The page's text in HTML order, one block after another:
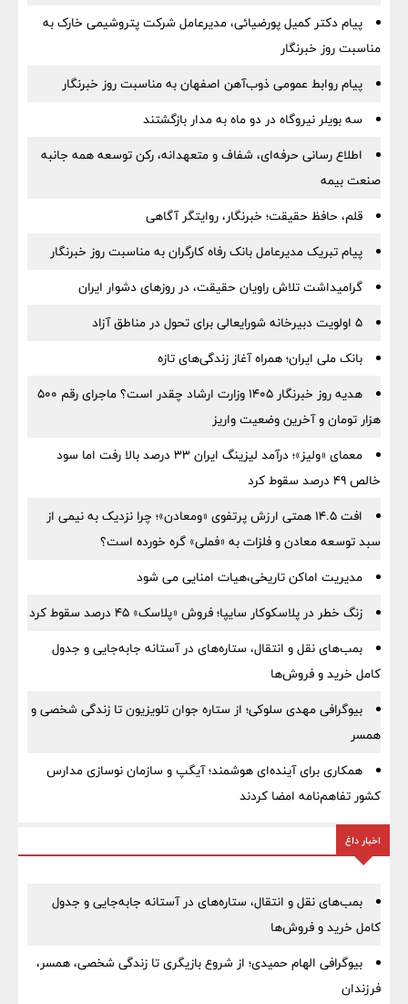
پیام دکتر کمیل پورضیائی، مدیرعامل شرکت پتروشیمی خارک به
مناسبت روز خبرنگار
پیام روابط عمومی ذوب‌آهن اصفهان به مناسبت روز خبرنگار
سه بویلر نیروگاه در دو ماه به مدار بازگشتند
اطلاع رسانی حرفه‌ای، شفاف و متعهدانه، رکن توسعه همه جانبه
صنعت بیمه
قلم، حافظ حقیقت؛ خبرنگار، روایتگر آگاهی
پیام تبریک مدیرعامل بانک رفاه کارگران به مناسبت روز خبرنگار
گرامیداشت تلاش راویان حقیقت، در روزهای دشوار ایران
5 اولویت دبیرخانه شورایعالی برای تحول در مناطق آزاد
بانک ملی ایران؛ همراه آغاز زندگی‌های تازه
هدیه روز خبرنگار ۱۴۰۵ وزارت ارشاد چقدر است؟ ماجرای رقم ۵۰۰
هزار تومان و آخرین وضعیت واریز
معمای «ولیز»؛ درآمد لیزینگ ایران ۳۳ درصد بالا رفت اما سود
خالص ۴۹ درصد سقوط کرد
افت ۱۴.۵ همتی ارزش پرتفوی «ومعادن»؛ چرا نزدیک به نیمی از
سبد توسعه معادن و فلزات به «فملی» گره خورده است؟
مدیریت اماکن تاریخی،هیات امنایی می شود
زنگ خطر در پلاسکوکار سایپا؛ فروش «پلاسک» ۴۵ درصد سقوط کرد
بمب‌های نقل و انتقال، ستاره‌های در آستانه جابه‌جایی و جدول
کامل خرید و فروش‌ها
بیوگرافی مهدی سلوکی؛ از ستاره جوان تلویزیون تا زندگی شخصی و
همسر
همکاری برای آینده‌ای هوشمند؛ آیگپ و سازمان نوسازی مدارس
کشور تفاهم‌نامه امضا کردند
اخبار داغ
بمب‌های نقل و انتقال، ستاره‌های در آستانه جابه‌جایی و جدول
کامل خرید و فروش‌ها
بیوگرافی الهام حمیدی؛ از شروع بازیگری تا زندگی شخصی، همسر،
فرزندان